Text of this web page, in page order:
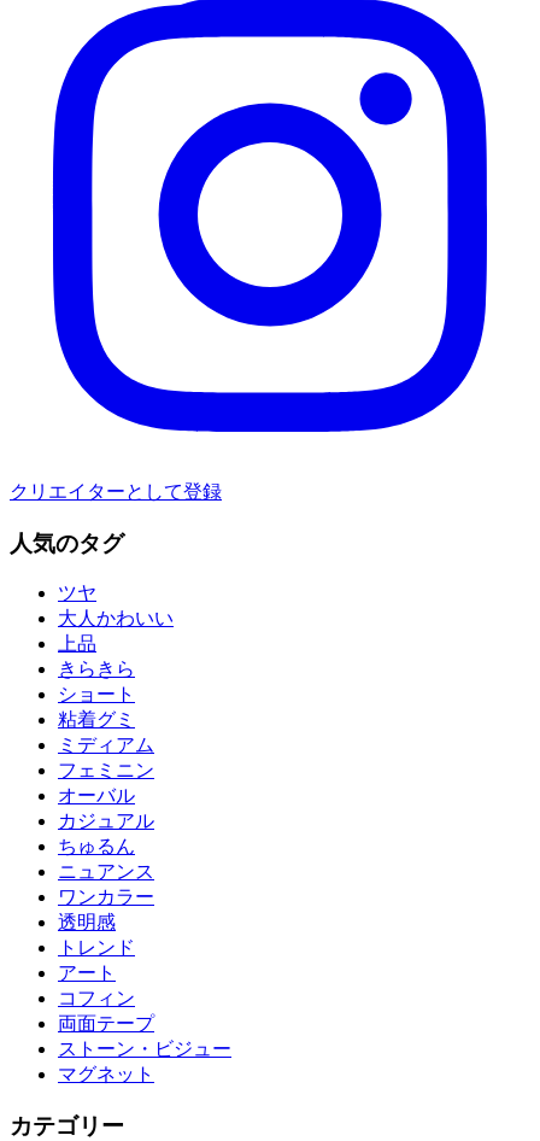
クリエイターとして登録
人気のタグ
ツヤ
大人かわいい
上品
きらきら
ショート
粘着グミ
ミディアム
フェミニン
オーバル
カジュアル
ちゅるん
ニュアンス
ワンカラー
透明感
トレンド
アート
コフィン
両面テープ
ストーン・ビジュー
マグネット
カテゴリー